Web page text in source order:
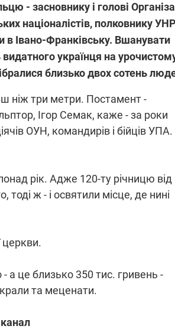
- засновнику і голові
націоналістів, полковнику
в Івано-Франківську. Вшанувати
українця на
близько двох сотень
ніж три метри. Постамент -
Ігор Семак, каже - за роки
ОУН, командирів і бійців УПА.
рік. Адже 120-ту річницю від
ж - і освятили місце, де нині
церкви.
а це близько 350 тис. гривень -
та меценати.
ПЛІВКИ МІНДІЧА: СПРАВА
ОБОРУДОК ДРУГА
З колишнього віцепрем'єра
Чернишова зняли електронний
браслет стеження
11.08.2025 15:16
Працюють на